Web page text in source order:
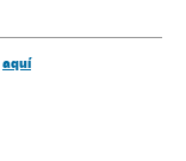
aquí